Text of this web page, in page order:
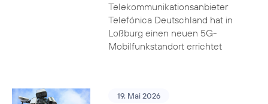
Telekommunikationsanbieter
Telefónica Deutschland hat in
Loßburg einen neuen 5G-
Mobilfunkstandort errichtet
19. Mai 2026